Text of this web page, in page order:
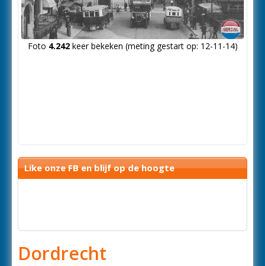
Foto 4.242keer bekeken (meting gestart op: 12-11-14)
Like onze FB en blijf op de hoogte
Dordrecht